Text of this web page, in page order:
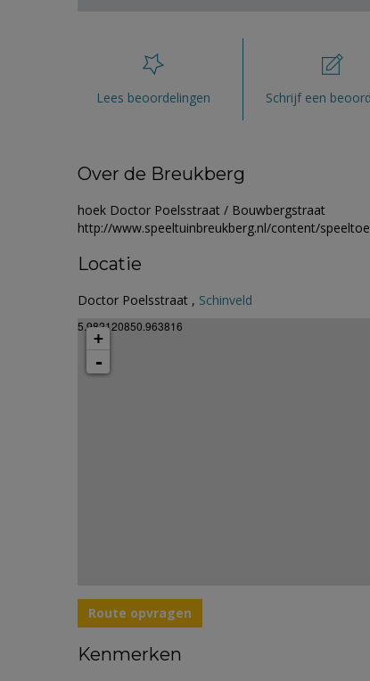
Lees beoordelingen Schrijf een
Over de Breukberg
hoek Doctor Poelsstraat / Bouwbergstraat
http://www.speeltuinbreukberg.nl/content/
Locatie
Doctor Poelsstraat , Schinveld
5.982120850.963816
+
-
Route opvragen
Kenmerken